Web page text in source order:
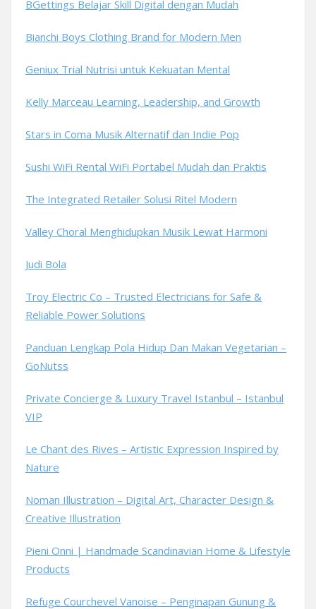
BGettings Belajar Skill Digital dengan Mudah
Bianchi Boys Clothing Brand for Modern Men
Geniux Trial Nutrisi untuk Kekuatan Mental
Kelly Marceau Learning, Leadership, and Growth
Stars in Coma Musik Alternatif dan Indie Pop
Sushi WiFi Rental WiFi Portabel Mudah dan Praktis
The Integrated Retailer Solusi Ritel Modern
Valley Choral Menghidupkan Musik Lewat Harmoni
Judi Bola
Troy Electric Co – Trusted Electricians for Safe &
Reliable Power Solutions
Panduan Lengkap Pola Hidup Dan Makan Vegetarian –
GoNutss
Private Concierge & Luxury Travel Istanbul – Istanbul
VIP
Le Chant des Rives – Artistic Expression Inspired by
Nature
Noman Illustration – Digital Art, Character Design &
Creative Illustration
Pieni Onni | Handmade Scandinavian Home & Lifestyle
Products
Refuge Courchevel Vanoise – Penginapan Gunung &